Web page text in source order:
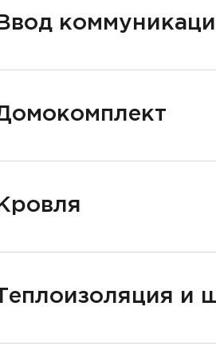
Ввод
Кровля
и